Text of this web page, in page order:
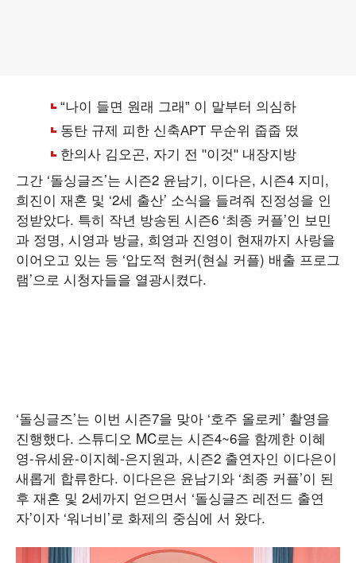
그간 ‘돌싱글즈’는 시즌2 윤남기, 이다은, 시즌4 지미,
희진이 재혼 및 ‘2세 출산’ 소식을 들려줘 진정성을 인
정받았다. 특히 작년 방송된 시즌6 ‘최종 커플’인 보민
과 정명, 시영과 방글, 희영과 진영이 현재까지 사랑을
이어오고 있는 등 ‘압도적 현커(현실 커플) 배출 프로그
램’으로 시청자들을 열광시켰다.
‘돌싱글즈’는 이번 시즌7을 맞아 ‘호주 올로케’ 촬영을
진행했다. 스튜디오 MC로는 시즌4~6을 함께한 이혜
영-유세윤-이지혜-은지원과, 시즌2 출연자인 이다은이
새롭게 합류한다. 이다은은 윤남기와 ‘최종 커플’이 된
후 재혼 및 2세까지 얻으면서 ‘돌싱글즈 레전드 출연
자’이자 ‘워너비’로 화제의 중심에 서 왔다.